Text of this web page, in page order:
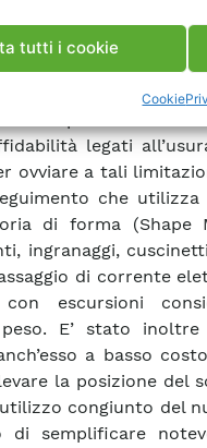
tutti i cookie
Cookie
soluzione riguarda
solare integrato
gli inseguitori solari
legati
ovviare a tali
che
di forma (Shape
ingranaggi,
di corrente
con escursioni
E’ stato
a basso
la posizione del
congiunto del
di semplificare